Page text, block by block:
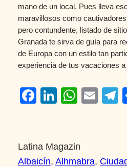
mano de un local. Pues lleva
maravillosos como
pero contundente, listado de
Granada te sirva de guía para
de Europa con un estilo tan
experiencia de tus vacaciones a
Facebook
LinkedIn
Latina Magazin
Albaicín, Alhmabra,